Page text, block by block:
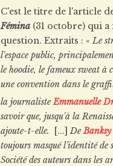
C'est le titre de l'article
Fémina (31 octobre) qui
question. Extraits : «Le
l'espace public,
le hoodie, le fameux sweat à
une convention dans le
la journalisteEmmanuelle
savoir que, jusqu'à la
ajoute-t-elle.
[...]DeBanksy
toujours masqué l’identité de
Société des auteurs dans les